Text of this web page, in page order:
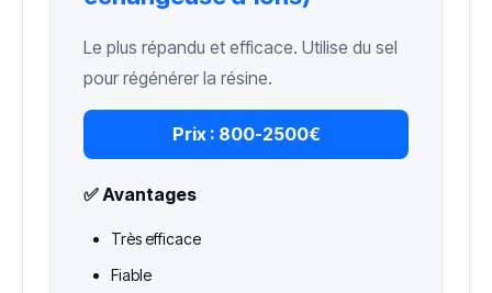
Le plus répandu et efficace. Utilise du sel
pour régénérer la résine.
Prix : 800-2500€
✅ Avantages
Très efficace
Fiable